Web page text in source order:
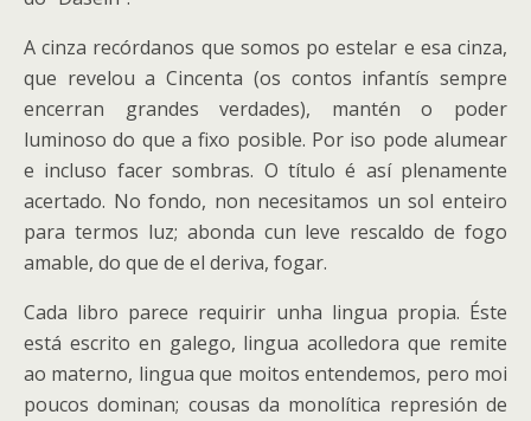
A cinza recórdanos que somos po estelar e esa cinza,
que revelou a Cincenta (os contos infantís sempre
encerran grandes verdades), mantén o poder
luminoso do que a fixo posible. Por iso pode alumear
e incluso facer sombras. O título é así plenamente
acertado. No fondo, non necesitamos un sol enteiro
para termos luz; abonda cun leve rescaldo de fogo
amable, do que de el deriva, fogar.
Cada libro parece requirir unha lingua propia. Éste
está escrito en galego, lingua acolledora que remite
ao materno, lingua que moitos entendemos, pero moi
poucos dominan; cousas da monolítica represión de